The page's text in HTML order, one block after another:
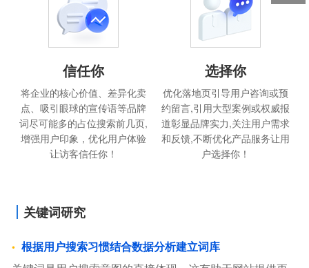
信任你
将企业的核心价值、差异化卖
点、吸引眼球的宣传语等品牌
词尽可能多的占位搜索前几页,
增强用户印象，优化用户体验
让访客信任你！
选择你
优化落地页引导用户咨询或预
约留言,引用大型案例或权威报
道彰显品牌实力,关注用户需求
和反馈,不断优化产品服务让用
户选择你！
关键词研究
根据用户搜索习惯结合数据分析建立词库